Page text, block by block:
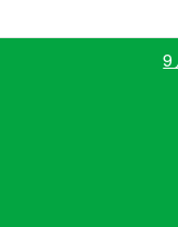
9